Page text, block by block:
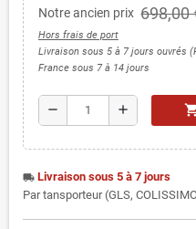
Notre ancien prix 698,00
Hors frais de port
Livraison sous 5 à 7 jours ouvrés
France sous 7 à 14 jours
remove add
local_shipping Livraison sous 5 à 7 jours
Par tansporteur (GLS,